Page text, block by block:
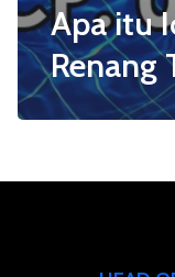
Apa itu
Renang